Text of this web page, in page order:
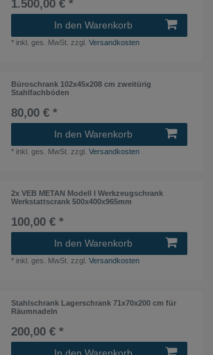
1.500,00 € *
In den Warenkorb
* inkl. ges. MwSt. zzgl.Versandkosten
Büroschrank 102x45x208 cm zweitürig
Stahlfachböden
80,00 € *
In den Warenkorb
* inkl. ges. MwSt. zzgl.Versandkosten
2x VEB METAN Modell I Werkzeugschrank
Werkstattscrank 500x400x965mm
100,00 € *
In den Warenkorb
* inkl. ges. MwSt. zzgl.Versandkosten
Stahlschrank Lagerschrank 71x70x200 cm für
Räumnadeln
200,00 € *